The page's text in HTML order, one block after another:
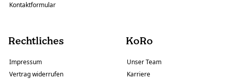
Kontaktformular
Rechtliches
Impressum
Vertrag widerrufen
KoRo
Unser Team
Karriere